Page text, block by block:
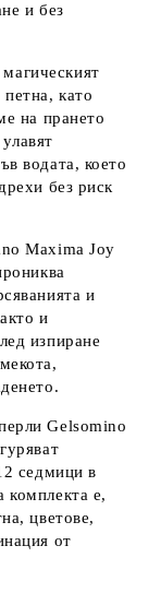
и без
като
на прането
водата, което
без риск
Maxima Joy
и
и
изпиране
Gelsomino
седмици в
комплекта е,
цветове,
от